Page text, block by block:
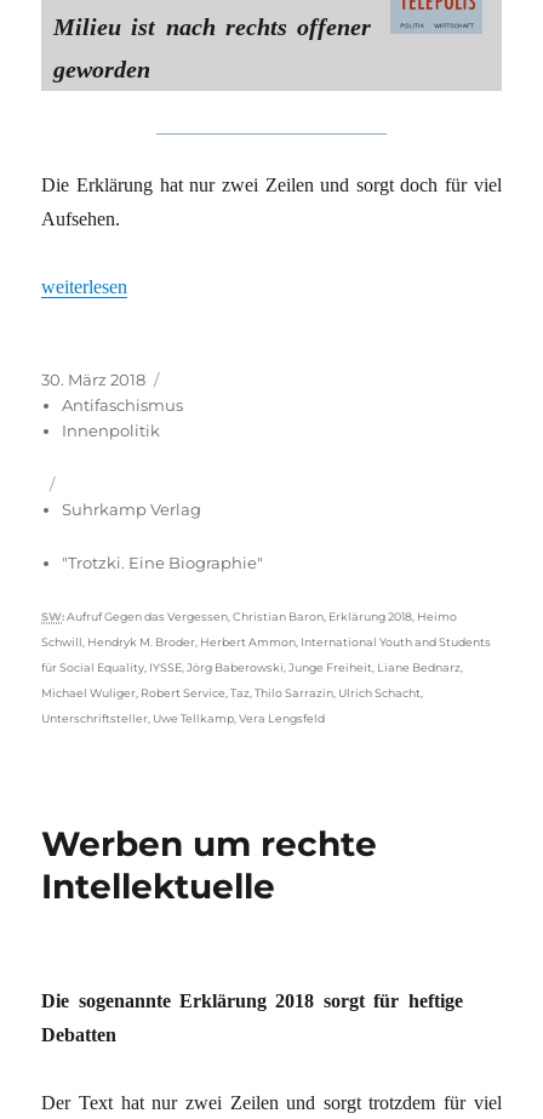
Milieu ist nach rechts offener
geworden
Die Erklärung hat nur zwei Zeilen und sorgt doch für viel
Aufsehen.
„„Erklärung 2018“ – der rechte Resonanzboden ist größer
weiterlesen
Veröffentlicht
am
30. März 2018
Antifaschismus
Innenpolitik
Suhrkamp Verlag
"Trotzki. Eine Biographie"
Schlagwörter
SW: Aufruf Gegen das Vergessen,Christian Baron, Erklärung 2018, Heimo
Schwill, Hendryk M. Broder, Herbert Ammon, International Youth and Students
für Social Equality, IYSSE,Jörg Baberowski,Junge Freiheit, Liane Bednarz,
Michael Wuliger, Robert Service,Taz,Thilo Sarrazin, Ulrich Schacht,
Unterschriftsteller, Uwe Tellkamp,Vera Lengsfeld
Werben um rechte
Intellektuelle
Die sogenannte Erklärung 2018 sorgt für heftige
Debatten
Der Text hat nur zwei Zeilen und sorgt trotzdem für viel